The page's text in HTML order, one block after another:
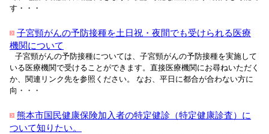
す・・・
子宮頸がんの予防接種を土日祝・夜間でも受けられる医療
機関について
子宮頸がんの予防接種については、子宮頸がんの予防接種を実施して
いる医療機関で受けることができます。直接医療機関にお尋ねいただく
か、関連リンク先を参照ください。 なお、平日に都合が合わない方に
向・・・
熊本市国民健康保険加入者の特定健診（特定健康診査）に
ついて知りたい。